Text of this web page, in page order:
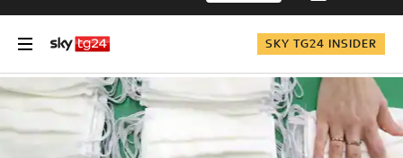
SKY TG24 INSIDER